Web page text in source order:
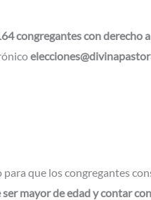
congregantes con derecho
que los congregantes
mayor de edad y contar